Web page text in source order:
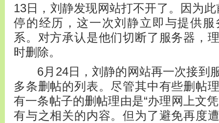
13日，刘静发现网站打不开了。因为
停的经历，这一次刘静立即与提供
系。对方承认是他们切断了服务器，
时删除。
6月24日，刘静的网站再一次接到
多条删帖的列表。尽管其中有些删帖
有一条帖子的删帖理由是“办理网上文
有与之相关的内容。但为了避免再度